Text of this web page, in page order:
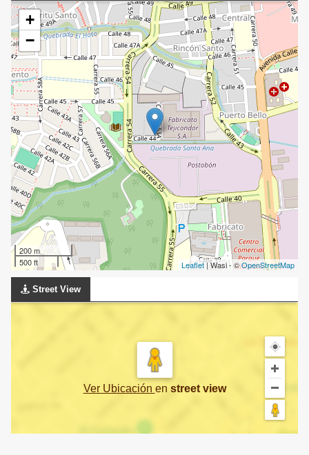
+
−
200 m
500 ft
Leaflet| Wasi - ©OpenStreetMap
Street View
Ver Ubicación en street view